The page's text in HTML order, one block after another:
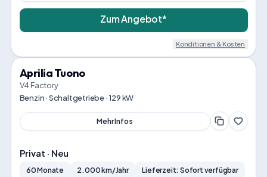
Zum Angebot*
Konditionen & Kosten
Aprilia Tuono
V4 Factory
Benzin · Schaltgetriebe · 129 kW
Mehr Infos
Privat · Neu
60 Monate 2.000 km/Jahr
Lieferzeit: Sofort verfügbar